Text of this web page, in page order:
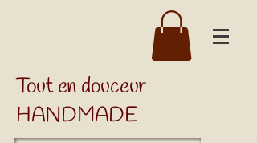
Tout en douceur
HANDMADE